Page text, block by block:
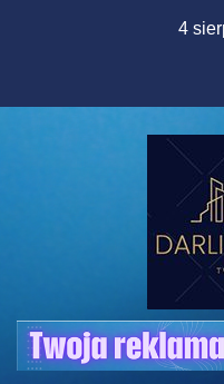
4